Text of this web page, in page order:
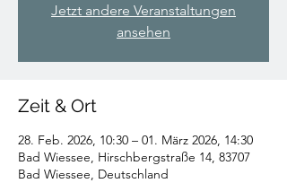
Jetzt andere Veranstaltungen
ansehen
Zeit & Ort
28. Feb. 2026, 10:30 – 01. März 2026, 14:30
Bad Wiessee, Hirschbergstraße 14, 83707
Bad Wiessee, Deutschland